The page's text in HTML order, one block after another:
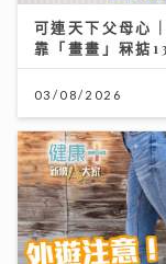
可連天下父母心
靠「畫畫」冧掂
03/08/2026